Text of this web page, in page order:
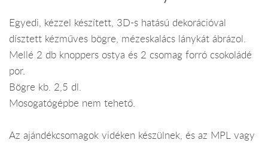
Egyedi, kézzel készített, 3D-s hatású dekorációval
dísztett kézműves bögre, mézeskalács lánykát ábrázol.
Mellé 2 db knoppers ostya és 2 csomag forró csokoládé
por.
Bögre kb. 2,5 dl.
Mosogatógépbe nem tehető.
Az ajándékcsomagok vidéken készülnek, és az MPL vagy